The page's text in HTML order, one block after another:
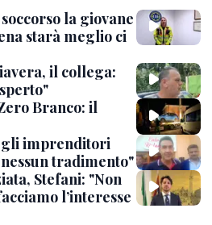
la giovane
starà meglio ci
il collega:
Branco: il
gli imprenditori
tradimento"
Stefani: "Non
l’interesse